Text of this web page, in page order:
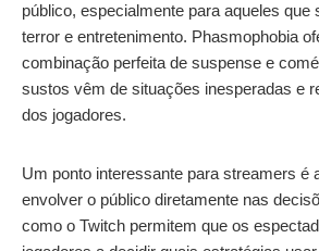
público, especialmente para aqueles que
terror e entretenimento. Phasmophobia
combinação perfeita de suspense e
sustos vêm de situações inesperadas e
dos jogadores.
Um ponto interessante para streamers é
envolver o público diretamente nas
como o Twitch permitem que os